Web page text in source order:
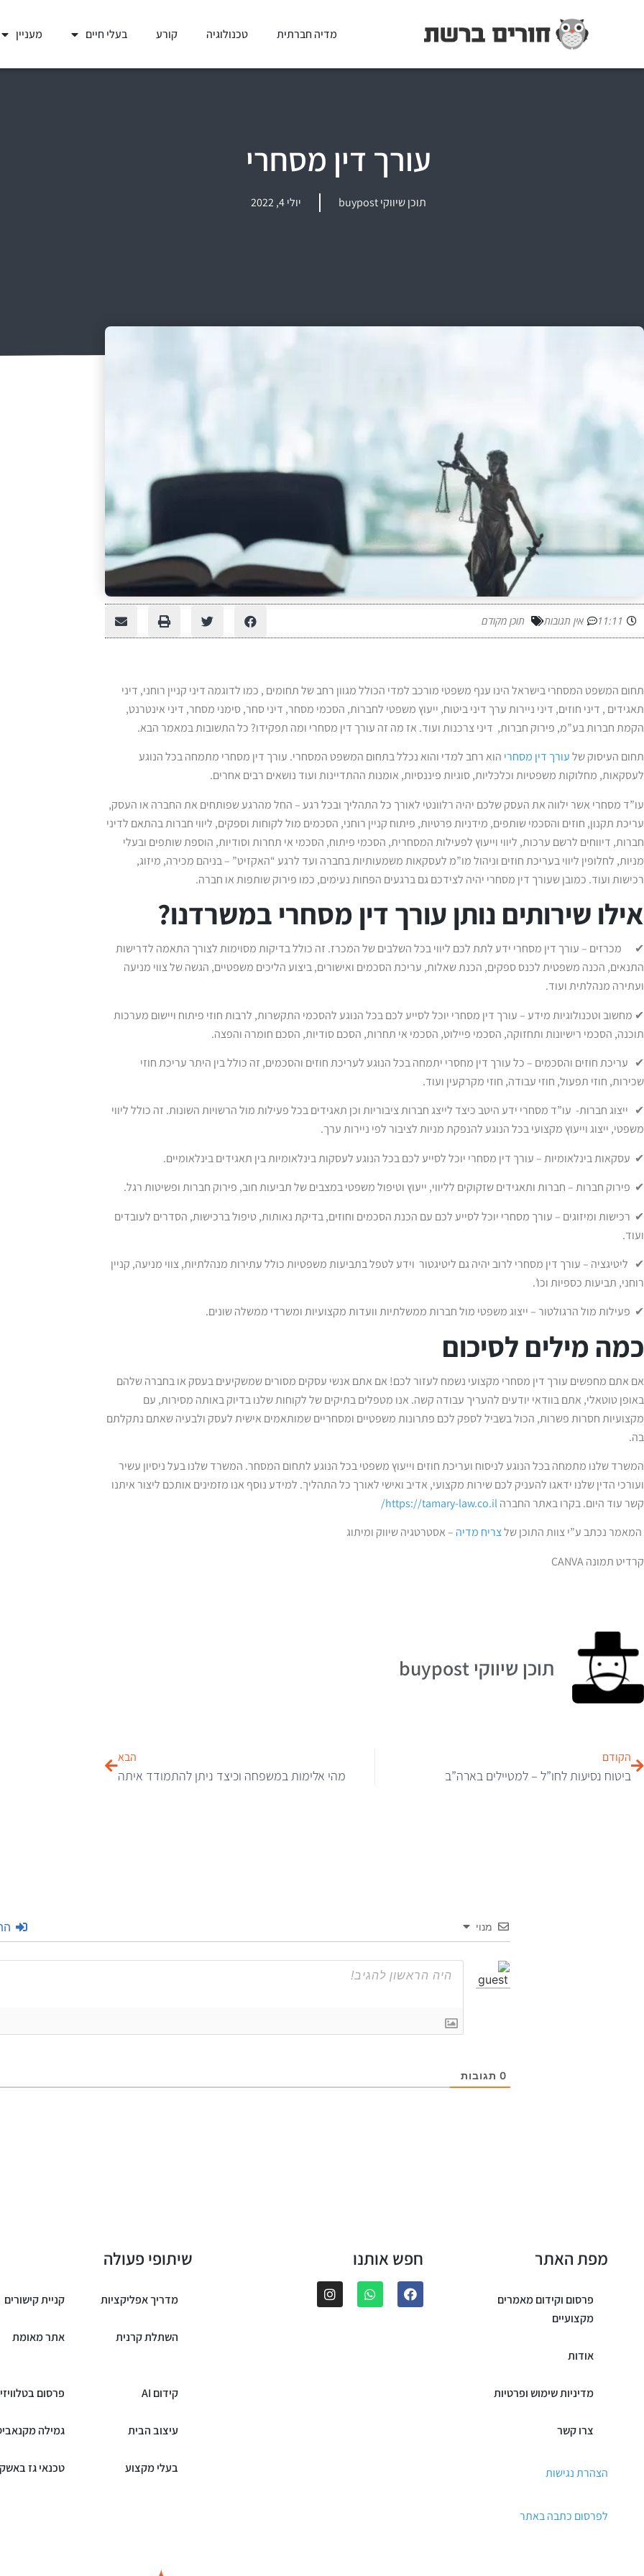
מדיה חברתית טכנולוגיה קורע בעלי חיים מעניין
עורך דין מסחרי
תוכן שיווקי buypost יולי 4, 2022
11:11 אין תגובות תוכן מקודם
תחום המשפט המסחרי בישראל הינו ענף משפטי מורכב למדי הכולל מגוון רחב של תחומים , כמו לדוגמה דיני קניין רוחני, דיני
תאגידים , דיני חוזים, דיני ניירות ערך דיני ביטוח, ייעוץ משפטי לחברות, הסכמי מסחר, דיני סחר, סימני מסחר, דיני אינטרנט,
הקמת חברות בע”מ, פירוק חברות, דיני צרכנות ועוד. אז מה זה עורך דין מסחרי ומה תפקידו? כל התשובות במאמר הבא.
תחום העיסוק שלעורך דין מסחרי הוא רחב למדי והוא נכלל בתחום המשפט המסחרי. עורך דין מסחרי מתמחה בכל הנוגע
לעסקאות, מחלוקות משפטיות וכלכליות, סוגיות פיננסיות, אומנות ההתדיינות ועוד נושאים רבים אחרים.
עו”ד מסחרי אשר ילווה את העסק שלכם יהיה רלוונטי לאורך כל התהליך ובכל רגע – החל מהרגע שפותחים את החברה או העסק,
עריכת תקנון, חוזים והסכמי שותפים, מידניות פרטיות, פיתוח קניין רוחני, הסכמים מול לקוחות וספקים, ליווי חברות בהתאם לדיני
חברות, דיווחים לרשם ערכות, ליווי וייעוץ לפעילות המסחרית, הסכמי פיתוח, הסכמי אי תחרות וסודיות, הוספת שותפים ובעלי
מניות, לחלופין ליווי בעריכת חוזים וניהול מו”מ לעסקאות משמעותיות בחברה ועד לרגע “האקזיט” – בניהם מכירה, מיזוג,
רכישות ועוד. כמובן שעורך דין מסחרי יהיה לצידכם גם ברגעים הפחות נעימים, כמו פירוק שותפות או חברה.
אילו שירותים נותן עורך דין מסחרי במשרדנו?
✔ מכרזים – עורך דין מסחרי ידע לתת לכם ליווי בכל השלבים של המכרז. זה כולל בדיקות מסוימות לצורך התאמה לדרישות
התנאים, הכנה משפטית לכנס ספקים, הכנת שאלות, עריכת הסכמים ואישורים, ביצוע הליכים משפטיים, הגשה של צווי מניעה
ועתירה מנהלתית ועוד.
✔ מחשוב וטכנולוגיות מידע – עורך דין מסחרי יוכל לסייע לכם בכל הנוגע להסכמי התקשרות, לרבות חוזי פיתוח ויישום מערכות
תוכנה, הסכמי רישיונות ותחזוקה, הסכמי פיילוט, הסכמי אי תחרות, הסכם סודיות, הסכם חומרה והפצה.
✔ עריכת חוזים והסכמים – כל עורך דין מחסרי יתמחה בכל הנוגע לעריכת חוזים והסכמים, זה כולל בין היתר עריכת חוזי
שכירות, חוזי תפעול, חוזי עבודה, חוזי מקרקעין ועוד.
✔ ייצוג חברות- עו”ד מסחרי ידע היטב כיצד לייצג חברות ציבוריות וכן תאגידים בכל פעילות מול הרשויות השונות. זה כולל ליווי
משפטי, ייצוג וייעוץ מקצועי בכל הנוגע להנפקת מניות לציבור לפי ניירות ערך.
✔ עסקאות בינלאומיות – עורך דין מסחרי יוכל לסייע לכם בכל הנוגע לעסקות בינלאומיות בין תאגידים בינלאומיים.
✔ פירוק חברות – חברות ותאגידים שזקוקים לליווי, ייעוץ וטיפול משפטי במצבים של תביעות חוב, פירוק חברות ופשיטות רגל.
✔ רכישות ומיזוגים – עורך מסחרי יוכל לסייע לכם עם הכנת הסכמים וחוזים, בדיקת נאותות, טיפול ברכישות, הסדרים לעובדים
ועוד.
✔ ליטיגציה – עורך דין מסחרי לרוב יהיה גם ליטיגטור וידע לטפל בתביעות משפטיות כולל עתירות מנהלתיות, צווי מניעה, קניין
רוחני, תביעות כספיות וכו’.
✔ פעילות מול הרגולטור – ייצוג משפטי מול חברות ממשלתיות וועדות מקצועיות ומשרדי ממשלה שונים.
כמה מילים לסיכום
אם אתם מחפשים עורך דין מסחרי מקצועי נשמח לעזור לכם! אם אתם אנשי עסקים מסורים שמשקיעים בעסק או בחברה שלהם
באופן טוטאלי, אתם בוודאי יודעים להעריך עבודה קשה. אנו מטפלים בתיקים של לקוחות שלנו בדיוק באותה מסירות, עם
מקצועיות חסרות פשרות, הכול בשביל לספק לכם פתרונות משפטיים ומסחריים שמותאמים אישית לעסק ולבעיה שאתם נתקלתם
בה.
המשרד שלנו מתמחה בכל הנוגע לניסוח ועריכת חוזים וייעוץ משפטי בכל הנוגע לתחום המסחר. המשרד שלנו בעל ניסיון עשיר
ועורכי הדין שלנו ידאגו להעניק לכם שירות מקצועי, אדיב ואישי לאורך כל התהליך. למידע נוסף אנו מזמינים אותכם ליצור איתנו
קשר עוד היום. בקרו באתר החברה
המאמר נכתב ע”י צוות התוכן שלצריח מדיה – אסטרטגיה שיווק ומיתוג
קרדיט תמונה CANVA
תוכן שיווקי buypost
הקודם
ביטוח נסיעות לחו”ל – למטיילים בארה”ב
הבא
מהי אלימות במשפחה וכיצד ניתן להתמודד איתה
מנוי
0 תגובות
מפת האתר
פרסום וקידום מאמרים
מקצועיים
אודות
מדיניות שימוש ופרטיות
צרו קשר
הצהרת נגישות
לפרסום כתבה באתר
חפש אותנו שיתופי פעולה
מדריך אפליקציות קניית קישורים
השתלת קרנית אתר מאומת
קידום AI פרסום
עיצוב הבית גמילה
בעלי מקצוע טכנאי גז